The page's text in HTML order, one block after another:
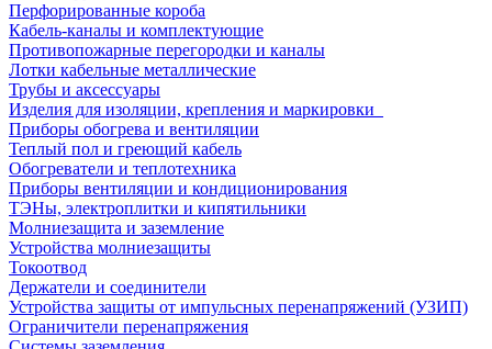
Перфорированные короба
Кабель-каналы и комплектующие
Противопожарные перегородки и каналы
Лотки кабельные металлические
Трубы и аксессуары
Изделия для изоляции, крепления и маркировки
Приборы обогрева и вентиляции
Теплый пол и греющий кабель
Обогреватели и теплотехника
Приборы вентиляции и кондиционирования
ТЭНы, электроплитки и кипятильники
Молниезащита и заземление
Устройства молниезащиты
Токоотвод
Держатели и соединители
Устройства защиты от импульсных перенапряжений (УЗИП)
Ограничители перенапряжения